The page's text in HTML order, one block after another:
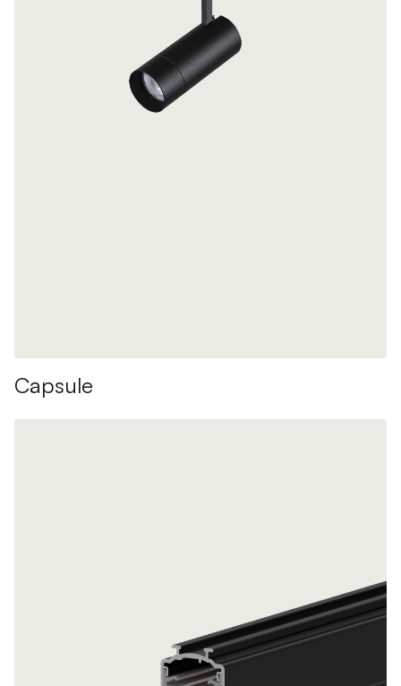
Capsule